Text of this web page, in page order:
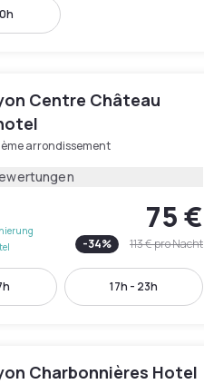
Centre Château
arrondissement
75 €
-34% 113 €pro Nacht
17h - 23h
Charbonnières Hotel